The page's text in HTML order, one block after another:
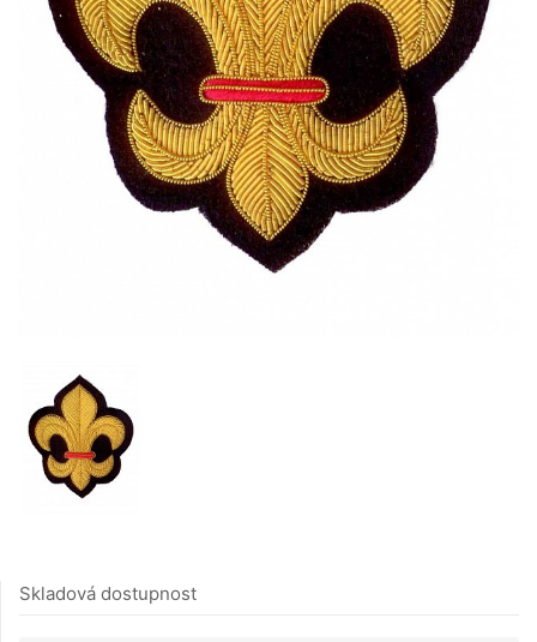
Skladová dostupnost